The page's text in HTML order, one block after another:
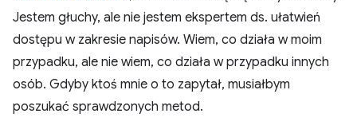
Jestem głuchy, ale nie jestem ekspertem ds. ułatwień
dostępu w zakresie napisów. Wiem, co działa w moim
przypadku, ale nie wiem, co działa w przypadku innych
osób. Gdyby ktoś mnie o to zapytał, musiałbym
poszukać sprawdzonych metod.